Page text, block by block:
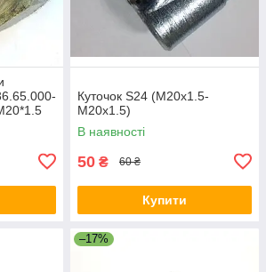
Куточок S24 (М20х1.5-
М20х1.5)
В наявності
50 ₴ 60 ₴
Купити
–17%